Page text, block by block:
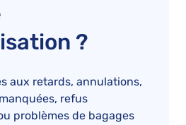
?
aux retards, annulations,
refus
problèmes de bagages